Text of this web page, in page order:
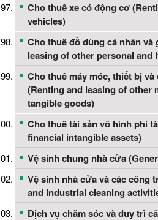
Cho thuê xe có động cơ
vehicles)
Cho thuê đồ dùng cá nhân
leasing of other personal and
Cho thuê máy móc, thiết bị
(Renting and leasing of other
tangible goods)
Cho thuê tài sản vô hình phi
financial intangible assets)
Vệ sinh chung nhà cửa
Vệ sinh nhà cửa và các công
and industrial cleaning
Dịch vụ chăm sóc và duy trì